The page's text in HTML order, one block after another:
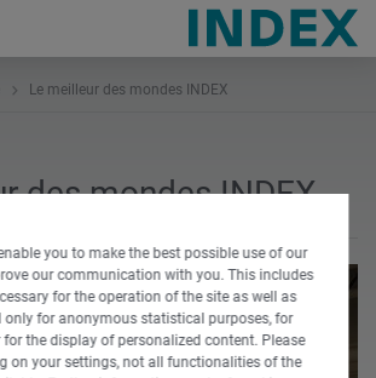
you to make the best possible use of our
our communication with you. This includes
for the operation of the site as well as
only for anonymous statistical purposes, for
the display of personalized content. Please
on your settings, not all functionalities of the
Le meilleur des mondes INDEX
des mondes INDEX